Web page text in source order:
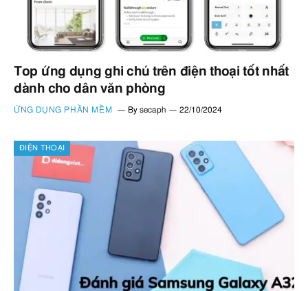
Top ứng dụng ghi chú trên điện thoại tốt nhất
dành cho dân văn phòng
ỨNG DỤNG PHẦN MỀM By secaph 22/10/2024
ĐIỆN THOẠI